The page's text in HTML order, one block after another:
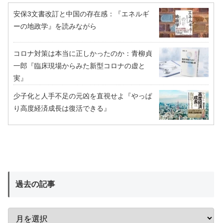
安保3文書改訂と中国の存在感：『エネルギ
ーの地政学』を読みながら
コロナ対策は本当に正しかったのか：青柳貞
一郎『臨床現場からみた新型コロナの虚と
実』
少子化と人手不足の元凶を直視せよ『やっぱ
り高度経済成長は復活できる』
過去の記事